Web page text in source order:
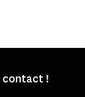
contact !